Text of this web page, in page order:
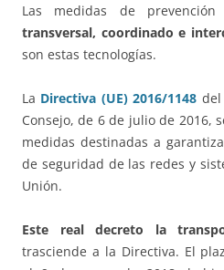
Las medidas de
transversal, coordinado e
son estas tecnologías.
La Directiva (UE) 2016/1148 del
Consejo, de 6 de julio de 2016,
medidas destinadas a
de seguridad de las redes y
Unión.
Este real decreto la
trasciende a la Directiva. El